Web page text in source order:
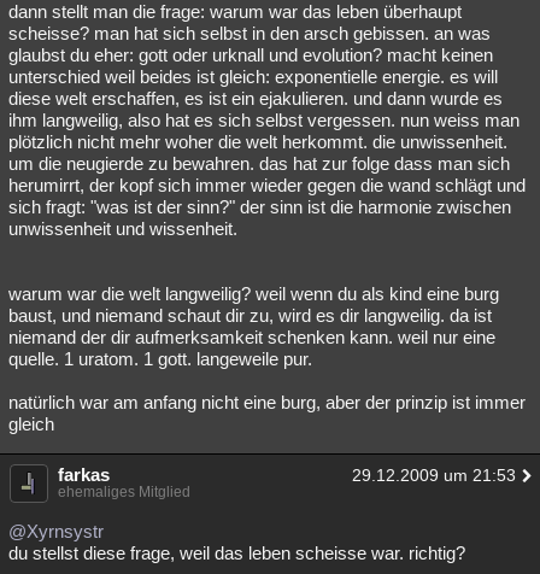
dann stellt man die frage: warum war das leben überhaupt
scheisse? man hat sich selbst in den arsch gebissen. an was
glaubst du eher: gott oder urknall und evolution? macht keinen
unterschied weil beides ist gleich: exponentielle energie. es will
diese welt erschaffen, es ist ein ejakulieren. und dann wurde es
ihm langweilig, also hat es sich selbst vergessen. nun weiss man
plötzlich nicht mehr woher die welt herkommt. die unwissenheit.
um die neugierde zu bewahren. das hat zur folge dass man sich
herumirrt, der kopf sich immer wieder gegen die wand schlägt und
sich fragt: "was ist der sinn?" der sinn ist die harmonie zwischen
unwissenheit und wissenheit.
warum war die welt langweilig? weil wenn du als kind eine burg
baust, und niemand schaut dir zu, wird es dir langweilig. da ist
niemand der dir aufmerksamkeit schenken kann. weil nur eine
quelle. 1 uratom. 1 gott. langeweile pur.
natürlich war am anfang nicht eine burg, aber der prinzip ist immer
gleich
farkas 29.12.2009 um 21:53
ehemaliges Mitglied
@Xyrnsystr
du stellst diese frage, weil das leben scheisse war. richtig?